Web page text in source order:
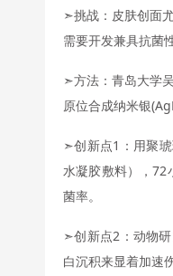
➣挑战：皮肤创面
需要开发兼具抗菌
➣方法：青岛大学
原位合成纳米银
➣创新点1：用聚
水凝胶敷料），72
菌率。
➣创新点2：动物
白沉积来显着加速